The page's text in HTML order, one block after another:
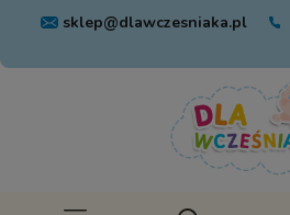
sklep@dlawczesniaka.pl